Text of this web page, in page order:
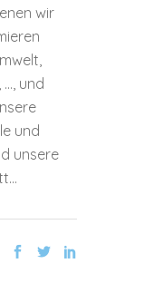
wir
…, und
und
unsere